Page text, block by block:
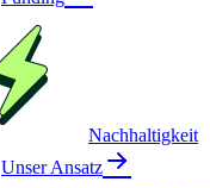
Nachhaltigkeit
Unser Ansatz